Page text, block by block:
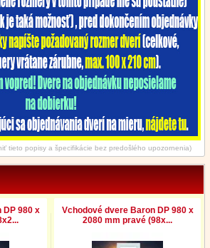
tieto popisy a špecifikácie bez predošlého upozornenia)
DP 980 x
Vchodové dvere Baron DP 980 x
2080 mm pravé (98x...